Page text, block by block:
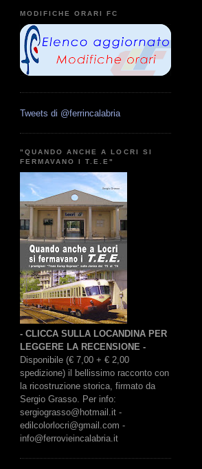
MODIFICHE ORARI FC
Tweets di @ferrincalabria
"QUANDO ANCHE A LOCRI SI
FERMAVANO I T.E.E"
- CLICCA SULLA LOCANDINA PER
LEGGERE LA RECENSIONE -
Disponibile (€ 7,00 + € 2,00
spedizione) il bellissimo racconto con
la ricostruzione storica, firmato da
Sergio Grasso. Per info:
sergiograsso@hotmail.it -
edilcolorlocri@gmail.com -
info@ferrovieincalabria.it